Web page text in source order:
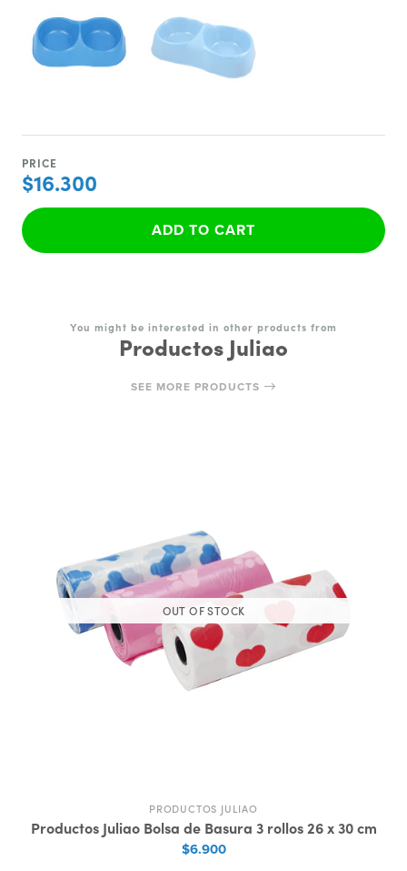
PRICE
$16.300
ADD TO CART
You might be interested in other products from
Productos Juliao
SEE MORE PRODUCTS
OUT OF STOCK
PRODUCTOS JULIAO
Productos Juliao Bolsa de Basura 3 rollos 26 x 30 cm
$6.900